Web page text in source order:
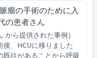
瘤の手術のために入
の患者さん
から提供された事例］
後、HCUに移りました
既往があることから呼吸